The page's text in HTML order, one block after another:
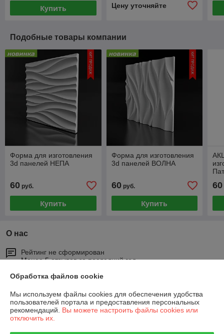
Купить Цену уточняйте
Подобные товары компании
Форма для изготовления
3d панелей НЕПА
60 руб.
Купить
Форма для изготовления
3d панелей ВОЛНА
60руб.
Купить
60
О нас
Рейтинг не сформирован
Менее 5 отзывов за последний год
Работает с 26.03.2013
г. Минск
Юр. адрес: 220007, г. Минск, ул. Володько, 24а, каб. 111,
Минск, Беларусь
Контакты
Обработка файлов cookie
Мы используем файлы cookies для обеспечения удобства
пользователей портала и предоставления персональных
рекомендаций. Вы можете настроить файлы cookies или
отключить их.